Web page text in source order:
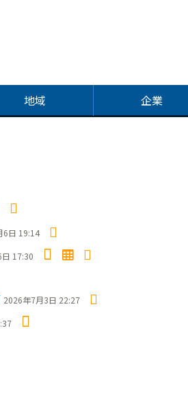
地域 企業
6日 19:14
17:30
2026年7月3日 22:27